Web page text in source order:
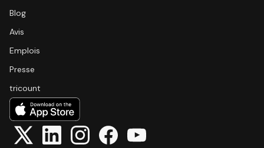
Blog
Avis
Emplois
Presse
tricount